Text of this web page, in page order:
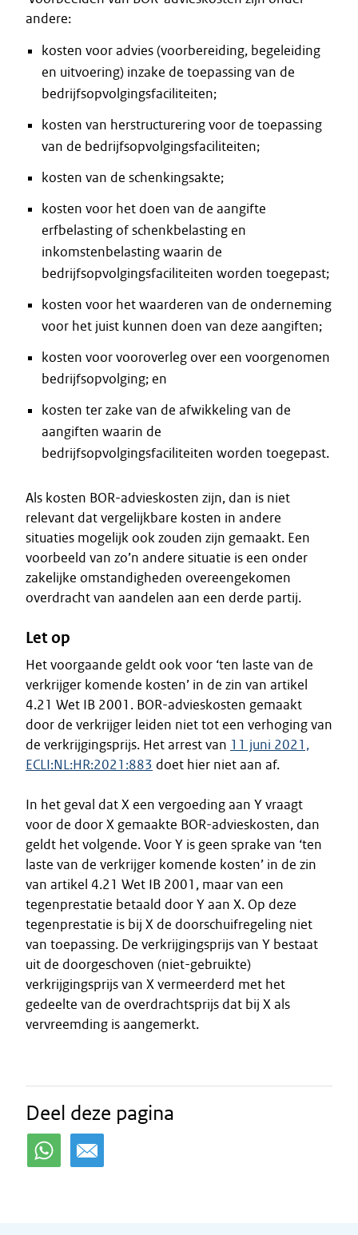
andere:
kosten voor advies (voorbereiding, begeleiding
en uitvoering) inzake de toepassing van de
bedrijfsopvolgingsfaciliteiten;
kosten van herstructurering voor de toepassing
van de bedrijfsopvolgingsfaciliteiten;
kosten van de schenkingsakte;
kosten voor het doen van de aangifte
erfbelasting of schenkbelasting en
inkomstenbelasting waarin de
bedrijfsopvolgingsfaciliteiten worden toegepast;
kosten voor het waarderen van de onderneming
voor het juist kunnen doen van deze aangiften;
kosten voor vooroverleg over een voorgenomen
bedrijfsopvolging; en
kosten ter zake van de afwikkeling van de
aangiften waarin de
bedrijfsopvolgingsfaciliteiten worden toegepast.
Als kosten BOR-advieskosten zijn, dan is niet
relevant dat vergelijkbare kosten in andere
situaties mogelijk ook zouden zijn gemaakt. Een
voorbeeld van zo’n andere situatie is een onder
zakelijke omstandigheden overeengekomen
overdracht van aandelen aan een derde partij.
Let op
Het voorgaande geldt ook voor ‘ten laste van de
verkrijger komende kosten’ in de zin van artikel
4.21 Wet IB 2001. BOR-advieskosten gemaakt
door de verkrijger leiden niet tot een verhoging van
de verkrijgingsprijs. Het arrest van 11 juni 2021,
ECLI:NL:HR:2021:883 doet hier niet aan af.
In het geval dat X een vergoeding aan Y vraagt
voor de door X gemaakte BOR-advieskosten, dan
geldt het volgende. Voor Y is geen sprake van ‘ten
laste van de verkrijger komende kosten’ in de zin
van artikel 4.21 Wet IB 2001, maar van een
tegenprestatie betaald door Y aan X. Op deze
tegenprestatie is bij X de doorschuifregeling niet
van toepassing. De verkrijgingsprijs van Y bestaat
uit de doorgeschoven (niet-gebruikte)
verkrijgingsprijs van X vermeerderd met het
gedeelte van de overdrachtsprijs dat bij X als
vervreemding is aangemerkt.
Deel deze pagina